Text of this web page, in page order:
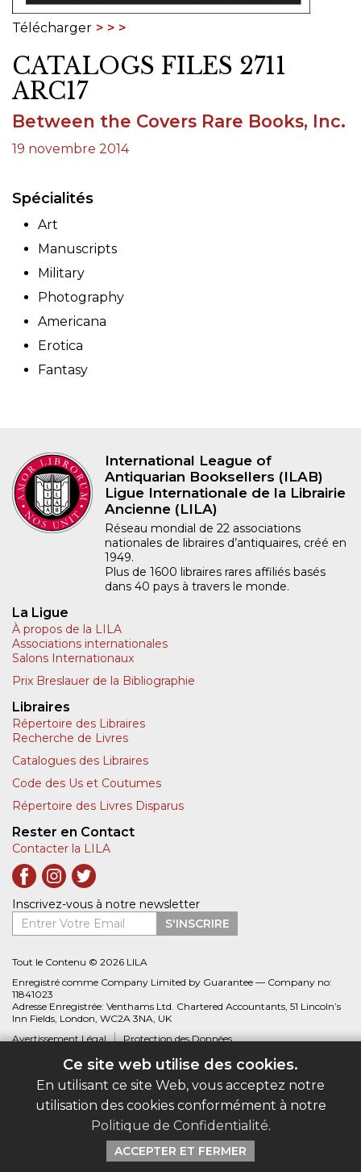
Ce site web utilise des cookies.
En utilisant ce site Web, vous acceptez notre
utilisation des cookies conformément à notre
Politique de Confidentialité.
ACCEPTER ET FERMER
Télécharger
CATALOGS FILES 2711
ARC17
Between the Covers Rare Books, Inc.
19 novembre 2014
Spécialités
Art
Manuscripts
Military
Photography
Americana
Erotica
Fantasy
International League of
Antiquarian Booksellers (ILAB)
Ligue Internationale de la Librairie
Ancienne (LILA)
Réseau mondial de 22 associations
nationales de libraires d’antiquaires, créé en
1949.
Plus de 1600 libraires rares affiliés basés
dans 40 pays à travers le monde.
La Ligue
À propos de la LILA
Associations internationales
Salons Internationaux
Prix Breslauer de la Bibliographie
Libraires
Répertoire des Libraires
Recherche de Livres
Catalogues des Libraires
Code des Us et Coutumes
Répertoire des Livres Disparus
Rester en Contact
Contacter la LILA
Inscrivez-vous à notre newsletter
Entrer Votre Email
S'INSCRIRE
Tout le Contenu © 2026 LILA
Enregistré comme Company Limited by Guarantee — Company no:
11841023
Adresse Enregistrée: Venthams Ltd. Chartered Accountants, 51 Lincoln’s
Inn Fields, London, WC2A 3NA, UK
Avertissement Légal
Protection des Données